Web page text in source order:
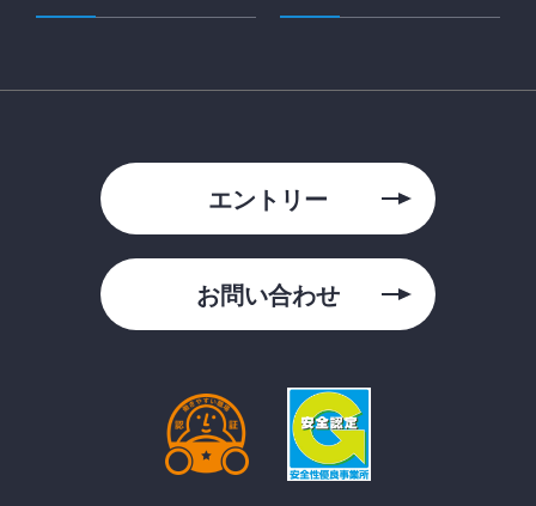
エントリー
お問い合わせ